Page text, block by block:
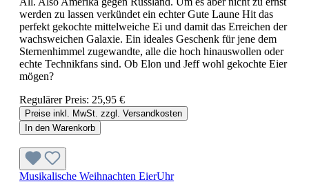
werden zu lassen verkündet ein echter Gute Laune Hit das
perfekt gekochte mittelweiche Ei und damit das Erreichen der
wachsweichen Galaxie. Ein ideales Geschenk für jene dem
Sternenhimmel zugewandte, alle die hoch hinauswollen oder
echte Technikfans sind. Ob Elon und Jeff wohl gekochte Eier
mögen?
Regulärer Preis: 25,95 €
Preise inkl. MwSt. zzgl. Versandkosten
In den Warenkorb
Musikalische Weihnachten EierUhr